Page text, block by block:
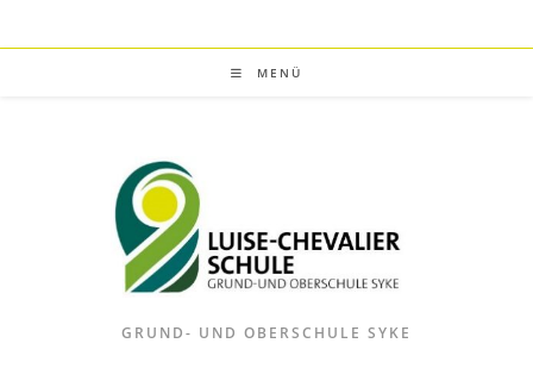
Inhalt
MENÜ
GRUND- UND OBERSCHULE SYKE